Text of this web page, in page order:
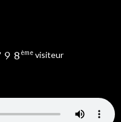
èmevisiteur